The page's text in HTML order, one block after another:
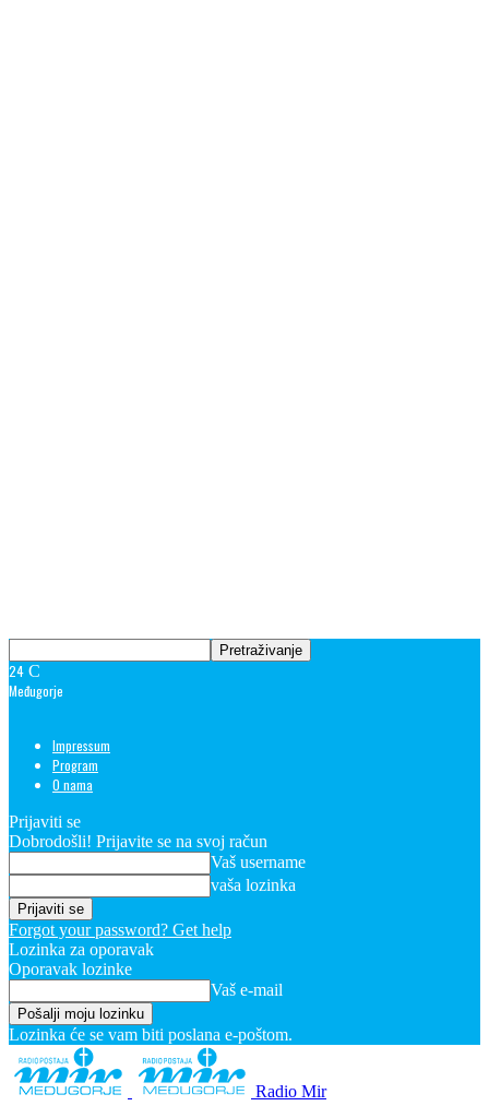
24 C
Međugorje
Impressum
Program
O nama
Prijaviti se
Dobrodošli! Prijavite se na svoj račun
Vaš username
vaša lozinka
Forgot your password? Get help
Lozinka za oporavak
Oporavak lozinke
Vaš e-mail
Lozinka će se vam biti poslana e-poštom.
Radio Mir